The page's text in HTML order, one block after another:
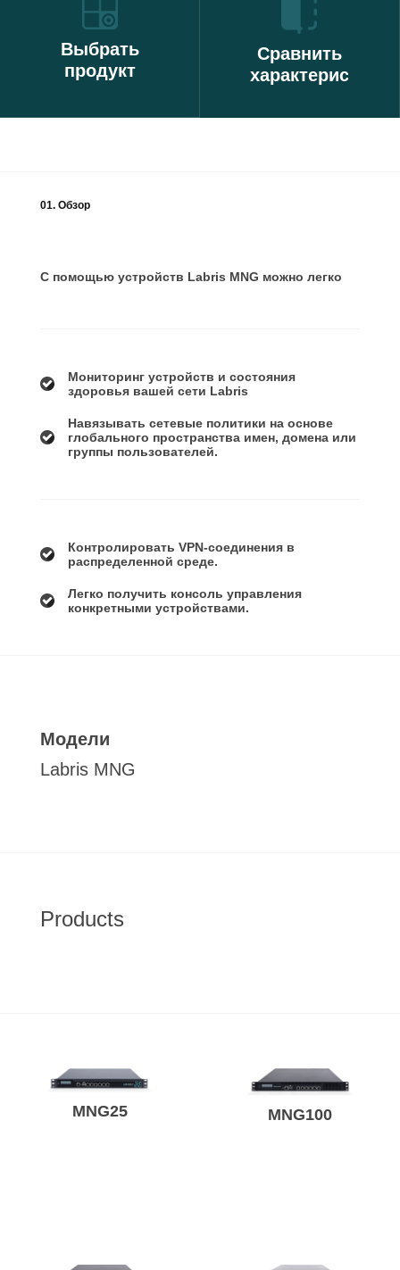
Выбрать
продукт
Сравнить
характеристики
01. Обзор
С помощью устройств Labris MNG можно легко
Мониторинг устройств и состояния
здоровья вашей сети Labris
Навязывать сетевые политики на основе
глобального пространства имен, домена или
группы пользователей.
Контролировать VPN-соединения в
распределенной среде.
Легко получить консоль управления
конкретными устройствами.
Модели
Labris MNG
Products
MNG25 MNG100